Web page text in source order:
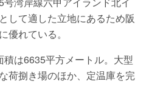
して適した立地にあるため阪
優れている。
は6635平方メートル。大型
荷捌き場のほか、定温庫を完